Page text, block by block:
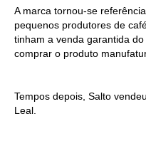
A marca tornou-se
pequenos produtores de
tinham a venda garantida
comprar o produto
Tempos depois, Salto
Leal.